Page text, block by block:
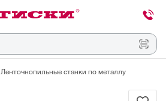
Ленточнопильные станки по металлу